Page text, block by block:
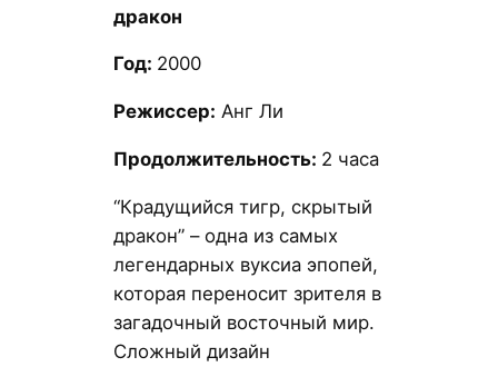
дракон
Год: 2000
Режиссер: Анг Ли
Продолжительность: 2 часа
“Крадущийся тигр, скрытый
дракон” – одна из самых
легендарных вуксиа эпопей,
которая переносит зрителя в
загадочный восточный мир.
Сложный дизайн